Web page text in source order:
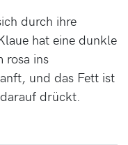
durch ihre
hat eine dunkle
rosa ins
und das Fett ist
drückt.